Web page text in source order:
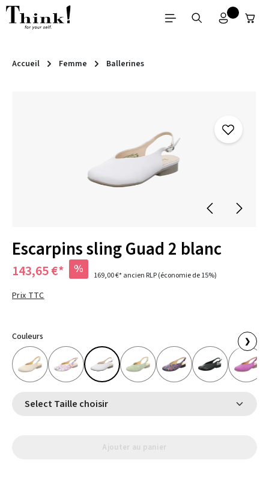
Passer au contenu principal
Accueil Femme Ballerines
Escarpins sling Guad 2 blanc
143,65 €* % 169,00 €*ancien RLP(économie de 15%)
Prix TTC
Couleurs ❯
Select Taille choisir
Ajouter au panier